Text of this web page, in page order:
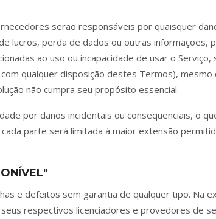
serão responsáveis por quaisquer
lucros, perda de dados ou outras informações,
ao uso ou incapacidade de usar o
qualquer disposição destes Termos), mesmo
não cumpra seu propósito essencial.
por danos incidentais ou consequenciais, o
parte será limitada à maior extensão
e defeitos sem garantia de qualquer tipo. Na
respectivos licenciadores e provedores de